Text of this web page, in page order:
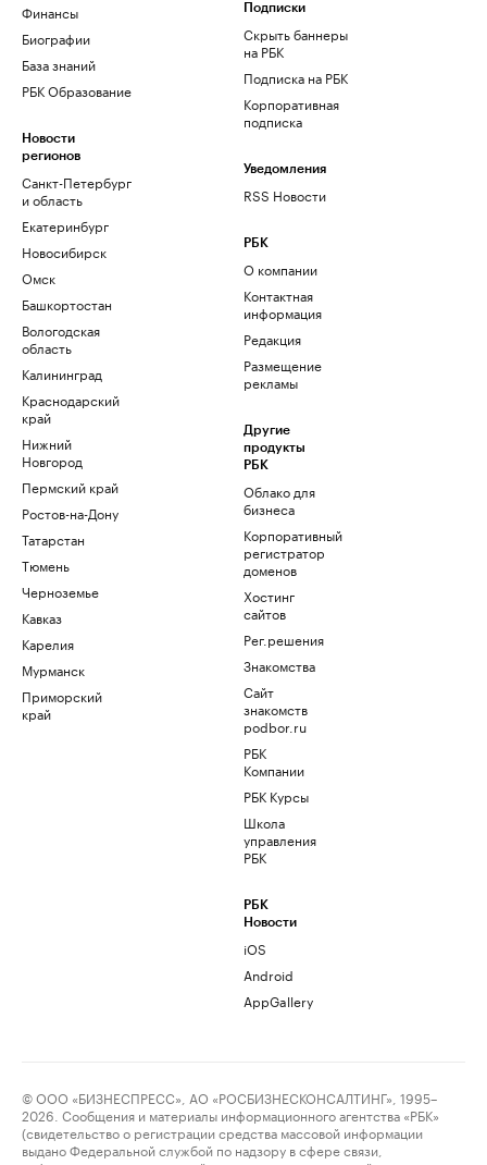
Финансы
Биографии
База знаний
РБК Образование
Новости
регионов
Санкт-Петербург
и область
Екатеринбург
Новосибирск
Омск
Башкортостан
Вологодская
область
Калининград
Краснодарский
край
Нижний
Новгород
Пермский край
Ростов-на-Дону
Татарстан
Тюмень
Черноземье
Кавказ
Карелия
Мурманск
Приморский
край
Подписки
Скрыть баннеры
на РБК
Подписка на РБК
Корпоративная
подписка
Уведомления
RSS Новости
РБК
О компании
Контактная
информация
Редакция
Размещение
рекламы
Другие
продукты
РБК
Облако для
бизнеса
Корпоративный
регистратор
доменов
Хостинг
сайтов
Рег.решения
Знакомства
Сайт
знакомств
podbor.ru
РБК
Компании
РБК Курсы
Школа
управления
РБК
РБК
Новости
iOS
Android
AppGallery
© ООО «БИЗНЕСПРЕСС», АО «РОСБИЗНЕСКОНСАЛТИНГ», 1995–
2026. Сообщения и материалы информационного агентства «РБК»
(свидетельство о регистрации средства массовой информации
выдано Федеральной службой по надзору в сфере связи,